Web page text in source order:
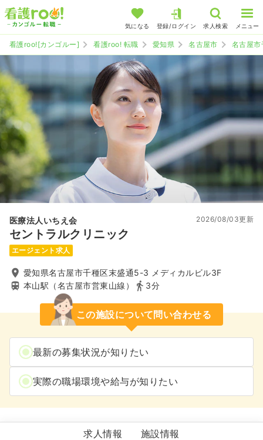
気になる 登録/ログイン 求人検索 メニュー
看護roo![カンゴルー] 看護roo! 転職 愛知県 名古屋市 名古屋市
医療法人いちえ会
セントラルクリニック
2026/08/03更新
エージェント求人
愛知県名古屋市千種区末盛通5-3 メディカルビル3F
本山駅（名古屋市営東山線）
3分
この施設について問い合わせる
最新の募集状況が知りたい
実際の職場環境や給与が知りたい
セントラルクリニック
求人情報 施設情報